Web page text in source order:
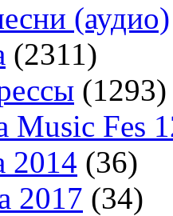
(аудио)
(2311)
(1293)
Music Fes
2014 (36)
2017 (34)